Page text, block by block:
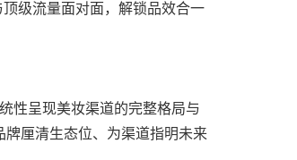
级流量面对面，解锁品效合一
性呈现美妆渠道的完整格局与
厘清生态位、为渠道指明未来